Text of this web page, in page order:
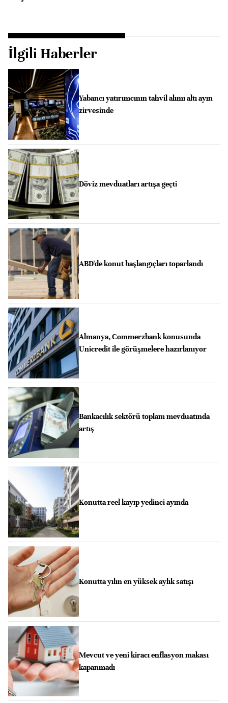
İlgili Haberler
Yabancı yatırımcının tahvil alımı altı ayın
zirvesinde
Döviz mevduatları artışa geçti
ABD'de konut başlangıçları toparlandı
Almanya, Commerzbank konusunda
Unicredit ile görüşmelere hazırlanıyor
Bankacılık sektörü toplam mevduatında
artış
Konutta reel kayıp yedinci ayında
Konutta yılın en yüksek aylık satışı
Mevcut ve yeni kiracı enflasyon makası
kapanmadı